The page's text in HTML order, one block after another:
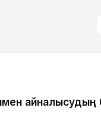
айналысудың